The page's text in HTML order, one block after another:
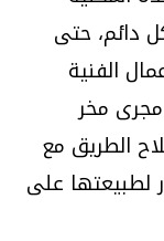
دائم، حتى
الفنية
مجرى مخر
الطريق مع
لطبيعتها على